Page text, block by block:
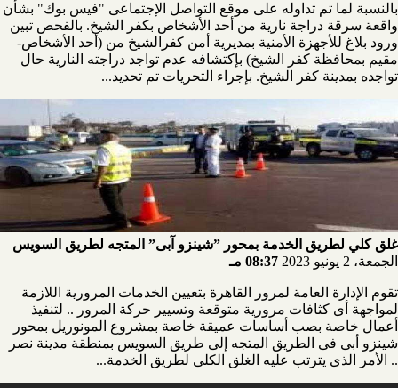
بالنسبة لما تم تداوله على موقع التواصل الإجتماعى "فيس بوك" بشأن
واقعة سرقة دراجة نارية من أحد الأشخاص بكفر الشيخ. بالفحص تبين
ورود بلاغ للأجهزة الأمنية بمديرية أمن كفرالشيخ من (أحد الأشخاص-
مقيم بمحافظة كفر الشيخ) بإكتشافه عدم تواجد دراجته النارية حال
تواجده بمدينة كفر الشيخ. بإجراء التحريات تم تحديد...
غلق كلي لطريق الخدمة بمحور ”شينزو آبى” المتجه لطريق السويس
الجمعة، 2 يونيو 2023
08:37 مـ
تقوم الإدارة العامة لمرور القاهرة بتعيين الخدمات المرورية اللازمة
لمواجهة أى كثافات مرورية متوقعة وتسيير حركة المرور .. لتنفيذ
أعمال خاصة بصب أساسات عميقة خاصة بمشروع المونوريل بمحور
شينزو أبى فى الطريق المتجه إلى طريق السويس بمنطقة مدينة نصر
.. الأمر الذى يترتب عليه الغلق الكلى لطريق الخدمة...